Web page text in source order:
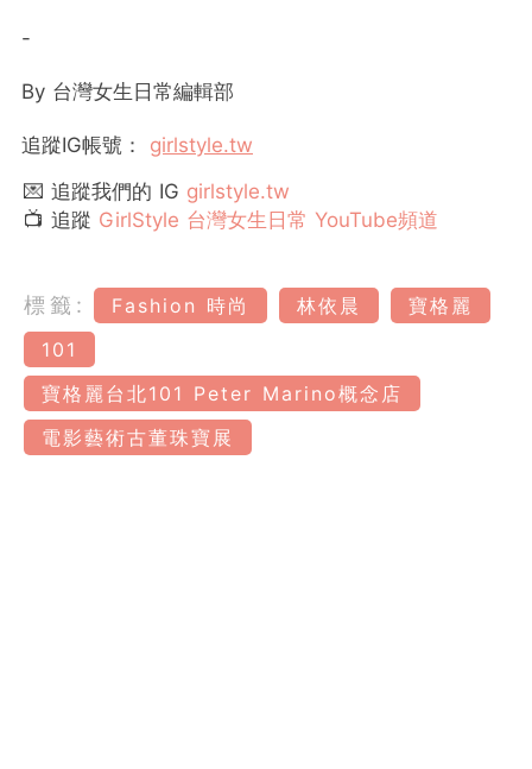
-
By 台灣女生日常編輯部
追蹤IG帳號：
girlstyle.tw
💌 追蹤我們的 IG girlstyle.tw
📺 追蹤 GirlStyle 台灣女生日常 YouTube頻道
標籤: Fashion 時尚 林依晨
寶格麗
101
寶格麗台北101 Peter Marino概念店
電影藝術古董珠寶展